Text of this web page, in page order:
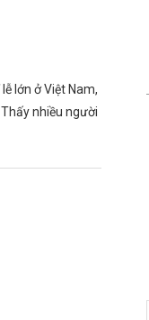
lớn ở Việt Nam,
nhiều người